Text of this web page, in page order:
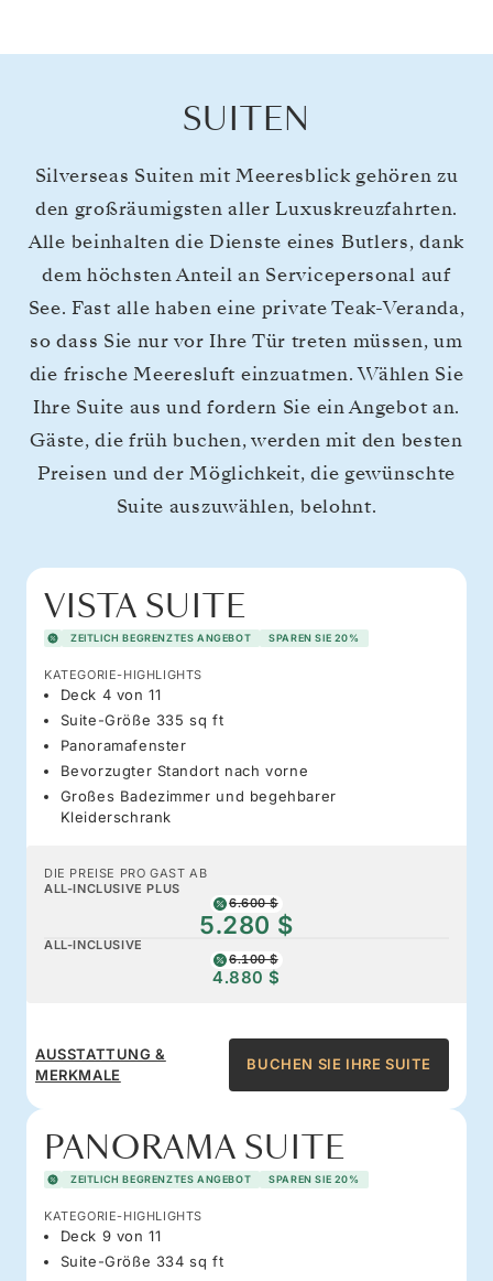
SUITEN
Silverseas Suiten mit Meeresblick gehören zu
den großräumigsten aller Luxuskreuzfahrten.
Alle beinhalten die Dienste eines Butlers, dank
dem höchsten Anteil an Servicepersonal auf
See. Fast alle haben eine private Teak-Veranda,
so dass Sie nur vor Ihre Tür treten müssen, um
die frische Meeresluft einzuatmen. Wählen Sie
Ihre Suite aus und fordern Sie ein Angebot an.
Gäste, die früh buchen, werden mit den besten
Preisen und der Möglichkeit, die gewünschte
Suite auszuwählen, belohnt.
VISTA SUITE
ZEITLICH BEGRENZTES ANGEBOT SPAREN SIE 20%
KATEGORIE-HIGHLIGHTS
Deck 4 von 11
Suite-Größe 335 sq ft
Panoramafenster
Bevorzugter Standort nach vorne
Großes Badezimmer und begehbarer
Kleiderschrank
DIE PREISE PRO GAST AB
ALL-INCLUSIVE PLUS
6.600 $
5.280 $
ALL-INCLUSIVE
6.100 $
4.880 $
AUSSTATTUNG &
MERKMALE
BUCHEN SIE IHRE SUITE
PANORAMA SUITE
ZEITLICH BEGRENZTES ANGEBOT SPAREN SIE 20%
KATEGORIE-HIGHLIGHTS
Deck 9 von 11
Suite-Größe 334 sq ft